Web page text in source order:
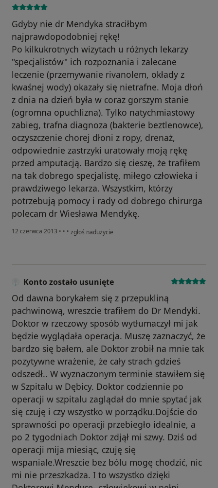
Gdyby nie dr Mendyka straciłbym
najprawdopodobniej rękę!
Po kilkukrotnych wizytach u różnych lekarzy
"specjalistów" ich rozpoznania i zalecane
leczenie (przemywanie rivanolem, okłady z
kwaśnej wody) okazały się nietrafne. Moja dłoń
z dnia na dzień była w coraz gorszym stanie
(ogromna opuchlizna). Tylko natychmiastowy
zabieg, trafna diagnoza (bakterie beztlenowce),
oczyszczenie chorej dłoni z ropy, drenaż,
odpowiednie zastrzyki uratowały moją rękę
przed amputacją. Bardzo się cieszę, że trafiłem
na tak dobrego specjalistę, miłego człowieka i
prawdziwego lekarza. Wszystkim, którzy
potrzebują pomocy i rady od dobrego chirurga
polecam dr Wiesława Mendykę.
12 czerwca 2013 • • • w opinii użytkownika Konto zostało usunięte
zgłoś nadużycie
Konto zostało usunięte
Od dawna borykałem się z przepukliną
pachwinową, wreszcie trafiłem do Dr Mendyki.
Doktor w rzeczowy sposób wytłumaczył mi jak
będzie wyglądała operacja. Muszę zaznaczyć, że
bardzo się bałem, ale Doktor zrobił na mnie tak
pozytywne wrażenie, że cały strach gdzieś
odszedł.. W wyznaczonym terminie stawiłem się
w Szpitalu w Dębicy. Doktor codziennie po
operacji w szpitalu zaglądał do mnie spytać jak
się czuję i czy wszystko w porządku.Dojście do
sprawności po operacji przebiegło idealnie, a
po 2 tygodniach Doktor zdjął mi szwy. Dziś od
operacji mija miesiąc, czuję się
wspaniale.Wreszcie bez bólu mogę chodzić, nic
mi nie przeszkadza. I to wszystko dzięki